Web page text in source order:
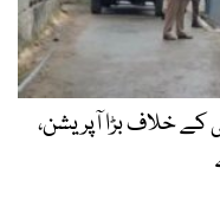
خلاف بڑا آپریشن،